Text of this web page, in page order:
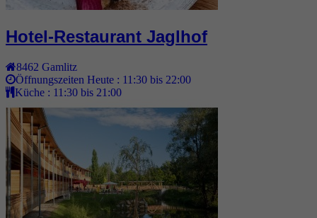
Hotel-Restaurant Jaglhof
8462 Gamlitz
Öffnungszeiten Heute : 11:30 bis 22:00
Küche : 11:30 bis 21:00